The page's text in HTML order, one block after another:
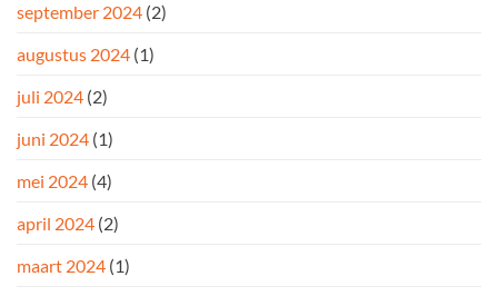
september 2024 (2)
augustus 2024 (1)
juli 2024 (2)
juni 2024 (1)
mei 2024 (4)
april 2024 (2)
maart 2024 (1)